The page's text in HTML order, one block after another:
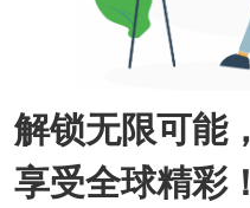
解锁无限可能，
享受全球精彩！